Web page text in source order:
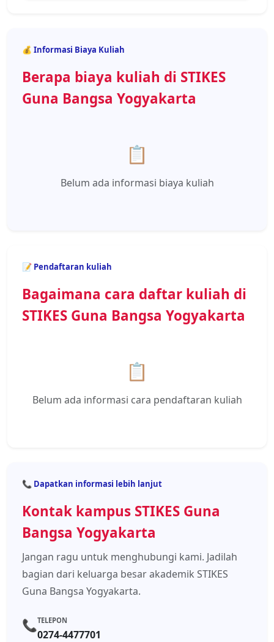
💰 Informasi Biaya Kuliah
Berapa biaya kuliah di STIKES
Guna Bangsa Yogyakarta
📋
Belum ada informasi biaya kuliah
📝 Pendaftaran kuliah
Bagaimana cara daftar kuliah di
STIKES Guna Bangsa Yogyakarta
📋
Belum ada informasi cara pendaftaran kuliah
📞 Dapatkan informasi lebih lanjut
Kontak kampus STIKES Guna
Bangsa Yogyakarta
Jangan ragu untuk menghubungi kami. Jadilah
bagian dari keluarga besar akademik STIKES
Guna Bangsa Yogyakarta.
📞TELEPON
0274-4477701